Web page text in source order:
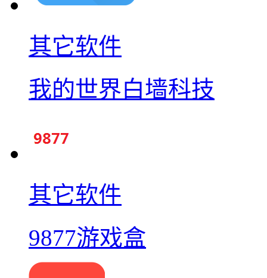
其它软件
我的世界白墙科技
其它软件
9877游戏盒